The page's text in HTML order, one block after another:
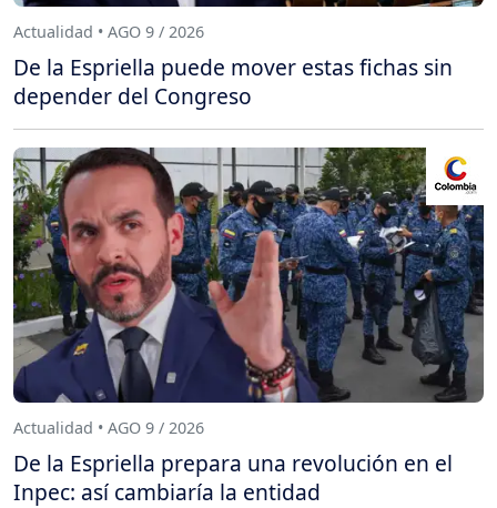
Actualidad • AGO 9 / 2026
De la Espriella puede mover estas fichas sin
depender del Congreso
Actualidad • AGO 9 / 2026
De la Espriella prepara una revolución en el
Inpec: así cambiaría la entidad